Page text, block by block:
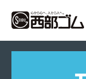
HOME 製品